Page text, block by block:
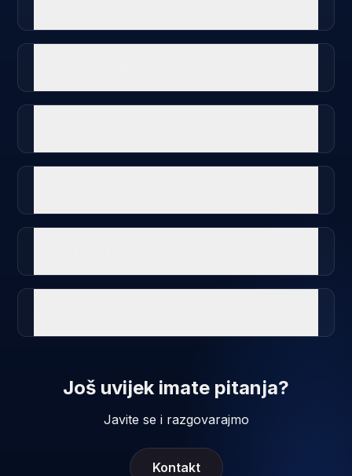
Još uvijek imate pitanja?
Javite se i razgovarajmo
Kontakt